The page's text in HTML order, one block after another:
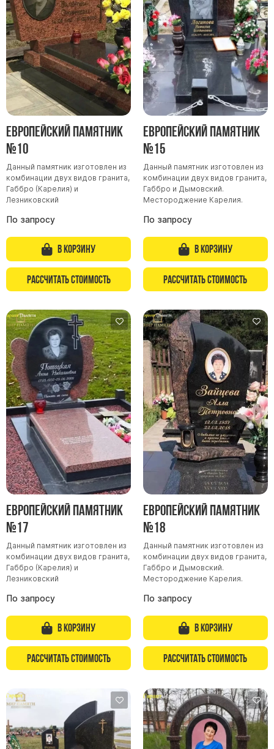
Европейский памятник
№10
Данный памятник изготовлен из
комбинации двух видов гранита,
Габбро (Карелия) и
Лезниковский
По запросу
В корзину
Рассчитать стоимость
Европейский памятник
№15
Данный памятник изготовлен из
комбинации двух видов гранита,
Габбро и Дымовский.
Местороджение Карелия.
По запросу
В корзину
Рассчитать стоимость
Европейский памятник
№17
Данный памятник изготовлен из
комбинации двух видов гранита,
Габбро (Карелия) и
Лезниковский
По запросу
В корзину
Рассчитать стоимость
Европейский памятник
№18
Данный памятник изготовлен из
комбинации двух видов гранита,
Габбро и Дымовский.
Местороджение Карелия.
По запросу
В корзину
Рассчитать стоимость